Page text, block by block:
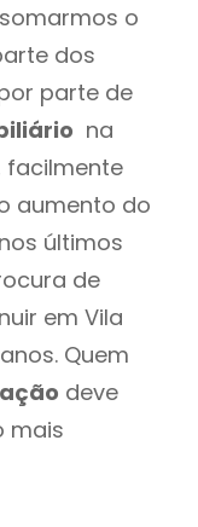
o
dos
parte de
na
facilmente
aumento do
últimos
de
em Vila
Quem
deve
mais